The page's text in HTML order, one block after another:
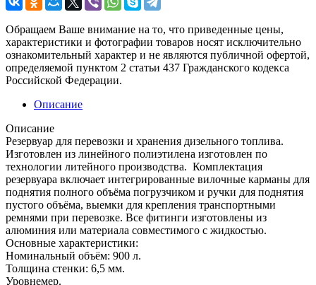
Обращаем Ваше внимание на то, что приведенные цены,
характеристики и фотографии товаров носят исключительно
ознакомительный характер и не являются публичной офертой,
определяемой пунктом 2 статьи 437 Гражданского кодекса
Российской Федерации.
Описание
Описание
Резервуар для перевозки и хранения дизельного топлива.
Изготовлен из линейного полиэтилена изготовлен по
технологии литейного производства. Комплектация
резервуара включает интегрированные вилочные карманы для
поднятия полного объёма погрузчиком и ручки для поднятия
пустого объёма, выемки для крепления транспортными
ремнями при перевозке. Все фитинги изготовлены из
алюминия или материала совместимого с жидкостью.
Основные характеристики:
Номинальный объём: 900 л.
Толщина стенки: 6,5 мм.
Уровнемер.